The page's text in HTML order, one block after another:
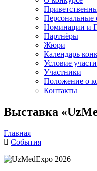
Персональные
Номинации и
Партнёры
Жюри
Календарь
Условие
Участники
Положение о
Контакты
Выставка
Главная
События